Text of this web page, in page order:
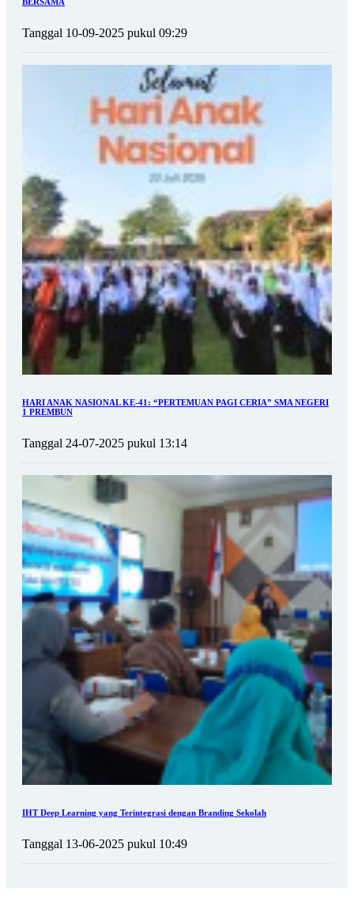
Tanggal 10-09-2025 pukul 09:29
HARI ANAK NASIONAL KE-41: “PERTEMUAN PAGI CERIA” SMA NEGERI
1 PREMBUN
Tanggal 24-07-2025 pukul 13:14
IHT Deep Learning yang Terintegrasi dengan Branding Sekolah
Tanggal 13-06-2025 pukul 10:49